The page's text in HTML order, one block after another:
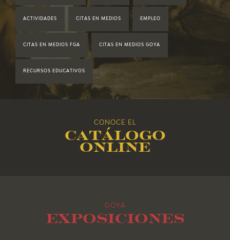
2017
2012
ACTIVIDADES CITAS EN MEDIOS EMPLEO
CITAS EN MEDIOS FGA CITAS EN MEDIOS GOYA
RECURSOS EDUCATIVOS
CONOCE EL
Catálogo
online
GOYA
Exposiciones